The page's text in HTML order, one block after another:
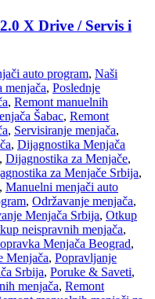
X Drive / Servis i
auto program, Naši
menjača, Poslednje
, Remont manuelnih
Šabac, Remont
, Servisiranje menjača,
, Dijagnostika Menjača
, Dijagnostika za Menjače,
za Menjače Srbija,
, Manuelni menjači auto
, Održavanje menjača,
Menjača Srbija, Otkup
neispravnih menjača,
Menjača Beograd,
Menjača, Popravljanje
Srbija, Poruke & Saveti,
menjača, Remont